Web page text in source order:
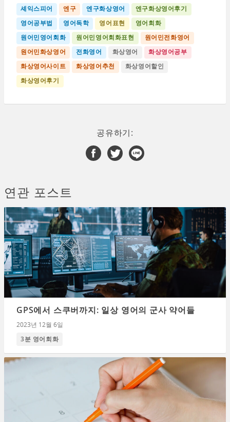
셰익스피어 엔구 엔구화상영어
엔구화상영어후기
영어공부법
영어독학 영어표현
영어회화
원어민영어회화
원어민영어회화표현
원어민전화영어
원어민화상영어
전화영어 화상영어
화상영어공부
화상영어사이트
화상영어추천
화상영어할인
화상영어후기
공유하기:
연관 포스트
GPS에서 스쿠버까지: 일상 영어의 군사 약어들
2023년 12월 6일
3분 영어회화